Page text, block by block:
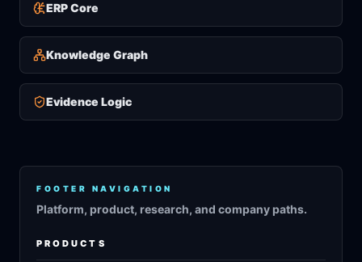
ERP Core
Knowledge Graph
Evidence Logic
FOOTER NAVIGATION
Platform, product, research, and company paths.
PRODUCTS